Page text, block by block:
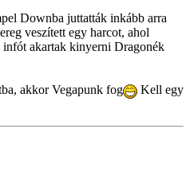
Downba juttatták inkább arra
veszített egy harcot, ahol
akartak kinyerni Dragonék
akkor Vegapunk fog
Kell egy